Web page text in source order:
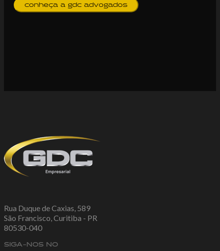
conheça a gdc advogados
Rua Duque de Caxias, 589
São Francisco, Curitiba - PR
80530-040
SIGA-NOS NO